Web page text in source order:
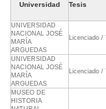
Universidad Tesis
UNIVERSIDAD
NACIONAL JOSÉ
MARÍA
ARGUEDAS
Licenciado /
UNIVERSIDAD
NACIONAL JOSÉ
MARÍA
ARGUEDAS
Licenciado /
MUSEO DE
HISTORIA